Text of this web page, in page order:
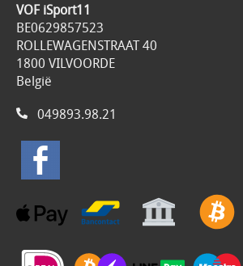
VOF iSport11
BE0629857523
ROLLEWAGENSTRAAT 40
1800 VILVOORDE
België
049893.98.21